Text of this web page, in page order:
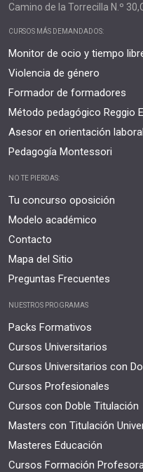
Camino de la Torrecilla N.º
CURSOS MÁS DEMANDADOS:
Monitor de ocio y tiempo
Violencia de género
Formador de formadores
Método pedagógico Reggio
Asesor en orientación laboral
Pedagogía Montessori
NO TE PIERDAS:
Tu concurso oposición
Modelo académico
Contacto
Mapa del Sitio
Preguntas Frecuentes
NUESTROS PROGRAMAS
Packs Formativos
Cursos Universitarios
Cursos Universitarios con
Cursos Profesionales
Cursos con Doble Titulación
Masters con Titulación
Masteres Educación
Cursos Formación